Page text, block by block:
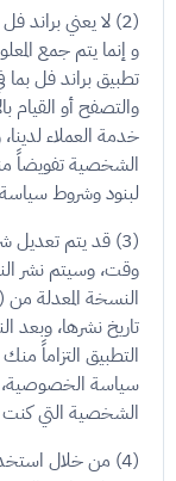
(2) لا يعني
و إنما يتم جمع
تطبيق براند فل بما
والتصفح أو القيام
خدمة العملاء
الشخصية تفويضاً
لبنود وشروط
(3) قد يتم
وقت، وسيتم نشر
النسخة المعدلة
تاريخ نشرها، وبعد
التطبيق التزاماً
سياسة الخصوصية،
الشخصية التي كنت
(4) من خلال